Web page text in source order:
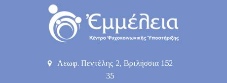
Λεωφ. Πεντέλης 2, Βριλήσσια 152
35